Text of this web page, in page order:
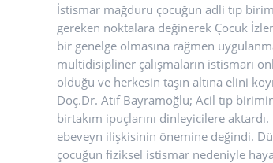
İstismar mağduru çocuğun adli tıp
gereken noktalara değinerek Çocuk
bir genelge olmasına rağmen
multidisipliner çalışmaların istismarı
olduğu ve herkesin taşın altına elini
Doç.Dr. Atıf Bayramoğlu; Acil tıp
birtakım ipuçlarını dinleyicilere
ebeveyn ilişkisinin önemine değindi.
çocuğun fiziksel istismar nedeniyle